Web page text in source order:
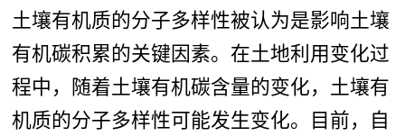
土壤有机质的分子多样性被认为是影响土壤
有机碳积累的关键因素。在土地利用变化过
程中，随着土壤有机碳含量的变化，土壤有
机质的分子多样性可能发生变化。目前，自